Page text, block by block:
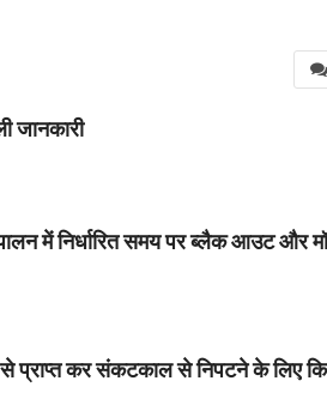
जानकारी
में निर्धारित समय पर ब्लैक आउट और
प्राप्त कर संकटकाल से निपटने के लिए